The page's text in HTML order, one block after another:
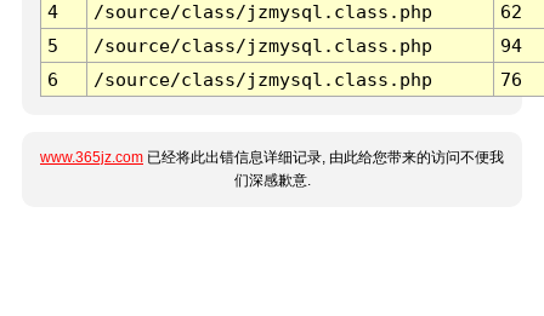
4
/source/class/jzmysql.class.php
62
5
/source/class/jzmysql.class.php
94
6
/source/class/jzmysql.class.php 76
www.365jz.com 已经将此出错信息详细记录, 由此给您带来的访问不便我
们深感歉意.